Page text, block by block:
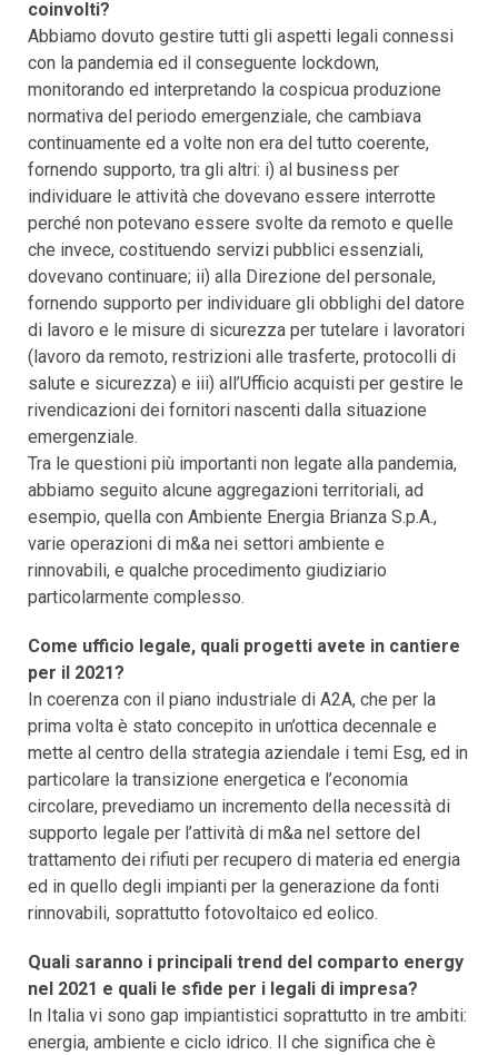
coinvolti?
Abbiamo dovuto gestire tutti gli aspetti legali connessi
con la pandemia ed il conseguente lockdown,
monitorando ed interpretando la cospicua produzione
normativa del periodo emergenziale, che cambiava
continuamente ed a volte non era del tutto coerente,
fornendo supporto, tra gli altri: i) al business per
individuare le attività che dovevano essere interrotte
perché non potevano essere svolte da remoto e quelle
che invece, costituendo servizi pubblici essenziali,
dovevano continuare; ii) alla Direzione del personale,
fornendo supporto per individuare gli obblighi del datore
di lavoro e le misure di sicurezza per tutelare i lavoratori
(lavoro da remoto, restrizioni alle trasferte, protocolli di
salute e sicurezza) e iii) all’Ufficio acquisti per gestire le
rivendicazioni dei fornitori nascenti dalla situazione
emergenziale.
Tra le questioni più importanti non legate alla pandemia,
abbiamo seguito alcune aggregazioni territoriali, ad
esempio, quella con Ambiente Energia Brianza S.p.A.,
varie operazioni di m&a nei settori ambiente e
rinnovabili, e qualche procedimento giudiziario
particolarmente complesso.
Come ufficio legale, quali progetti avete in cantiere
per il 2021?
In coerenza con il piano industriale di A2A, che per la
prima volta è stato concepito in un’ottica decennale e
mette al centro della strategia aziendale i temi Esg, ed in
particolare la transizione energetica e l’economia
circolare, prevediamo un incremento della necessità di
supporto legale per l’attività di m&a nel settore del
trattamento dei rifiuti per recupero di materia ed energia
ed in quello degli impianti per la generazione da fonti
rinnovabili, soprattutto fotovoltaico ed eolico.
Quali saranno i principali trend del comparto energy
nel 2021 e quali le sfide per i legali di impresa?
In Italia vi sono gap impiantistici soprattutto in tre ambiti:
energia, ambiente e ciclo idrico. Il che significa che è